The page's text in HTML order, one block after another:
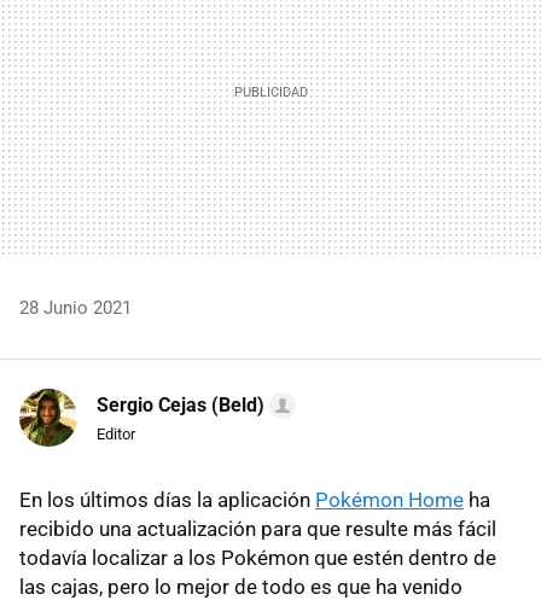
28 Junio 2021
Sergio Cejas (Beld)
Editor
En los últimos días la aplicación Pokémon Home ha
recibido una actualización para que resulte más fácil
todavía localizar a los Pokémon que estén dentro de
las cajas, pero lo mejor de todo es que ha venido